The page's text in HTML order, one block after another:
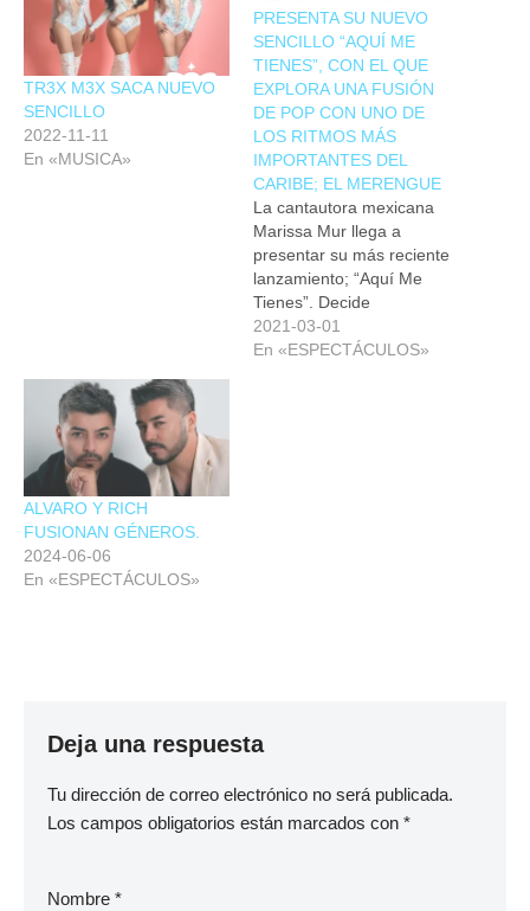
TR3X M3X SACA NUEVO
SENCILLO
2022-11-11
En «MUSICA»
PRESENTA SU NUEVO
SENCILLO “AQUÍ ME
TIENES”, CON EL QUE
EXPLORA UNA FUSIÓN
DE POP CON UNO DE
LOS RITMOS MÁS
IMPORTANTES DEL
CARIBE; EL MERENGUE
La cantautora mexicana
Marissa Mur llega a
presentar su más reciente
lanzamiento; “Aquí Me
Tienes”. Decide
aventurarse y explorar uno
de los ritmos más
2021-03-01
En «ESPECTÁCULOS»
ALVARO Y RICH
FUSIONAN GÉNEROS.
2024-06-06
En «ESPECTÁCULOS»
Deja una respuesta
Tu dirección de correo electrónico no será publicada.
Los campos obligatorios están marcados con *
Nombre *